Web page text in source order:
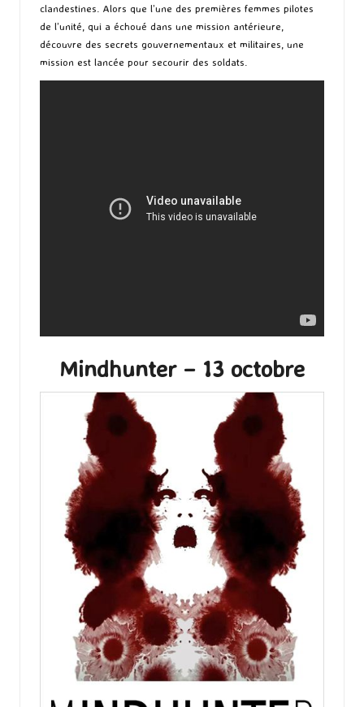
clandestines. Alors que l’une des premières femmes pilotes
de l’unité, qui a échoué dans une mission antérieure,
découvre des secrets gouvernementaux et militaires, une
mission est lancée pour secourir des soldats.
Mindhunter – 13 octobre